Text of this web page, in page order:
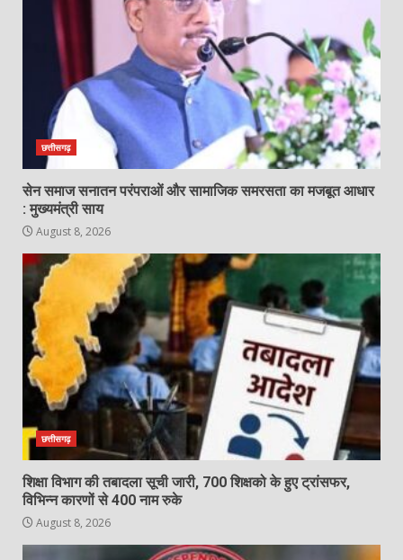
छत्तीसगढ़
सेन समाज सनातन परंपराओं और सामाजिक समरसता का मजबूत आधार
: मुख्यमंत्री साय
August 8, 2026
छत्तीसगढ़
शिक्षा विभाग की तबादला सूची जारी, 700 शिक्षको के हुए ट्रांसफर,
विभिन्न कारणों से 400 नाम रुके
August 8, 2026